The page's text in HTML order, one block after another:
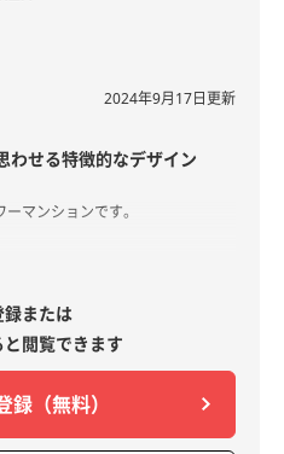
2024年9月17日更新
わせる特徴的なデザイン
マンションです。
録または
閲覧できます
録（無料）